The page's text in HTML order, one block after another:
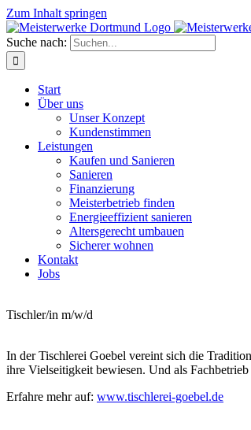
Zum Inhalt springen
Suche nach:
Start
Über uns
Unser Konzept
Kundenstimmen
Leistungen
Kaufen und Sanieren
Sanieren
Finanzierung
Meisterbetrieb finden
Energieeffizient sanieren
Altersgerecht umbauen
Sicherer wohnen
Kontakt
Jobs
Tischler/in m/w/d
In der Tischlerei Goebel vereint sich die
ihre Vielseitigkeit bewiesen. Und als
Erfahre mehr auf: www.tischlerei-goebel.de